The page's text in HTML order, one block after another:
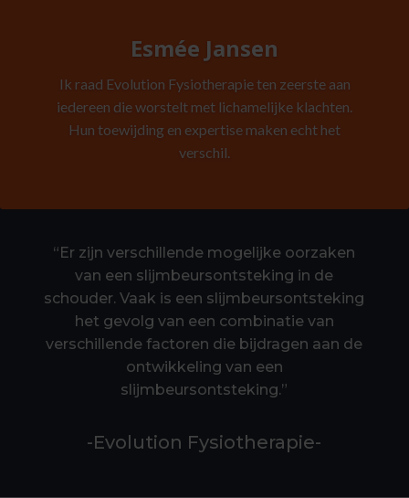
Esmée Jansen
Ik raad Evolution Fysiotherapie ten zeerste aan
iedereen die worstelt met lichamelijke klachten.
Hun toewijding en expertise maken echt het
verschil.
“Er zijn verschillende mogelijke oorzaken
van een slijmbeursontsteking in de
schouder. Vaak is een slijmbeursontsteking
het gevolg van een combinatie van
verschillende factoren die bijdragen aan de
ontwikkeling van een
slijmbeursontsteking.”
-Evolution Fysiotherapie-